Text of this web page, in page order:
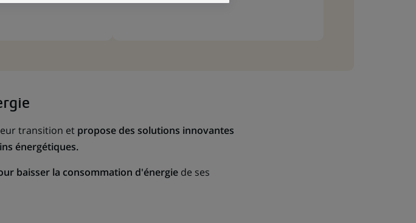
transition et propose des solutions innovantes
énergétiques.
baisser la consommation d'énergie de ses